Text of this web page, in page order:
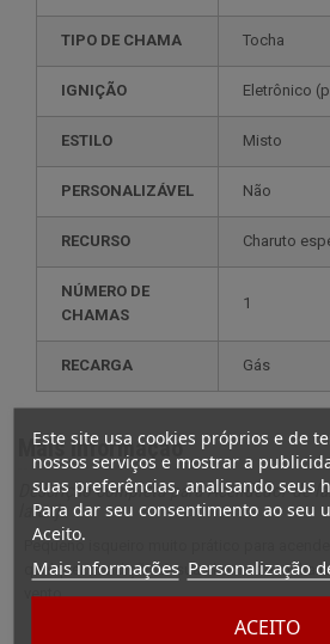
Este site usa cookies próprios e de
nossos serviços e mostrar a
suas preferências, analisando seus
Para dar seu consentimento ao seu
Aceito.
Mais informações Personalização
ACEITO
TIPO DE CHAMA Tocha
IGNIÇÃO eletrônico
ESTILO misto
PERSONALIZÁVEL não
RECURSO charuto
NÚMERO DE
CHAMAS
1
RECARGA gás
Mais informação
Descrição completa para Acendedor de
laranja
Pequeno isqueiro muito prático para
qualquer condição. A sua chama de tocha
vento.